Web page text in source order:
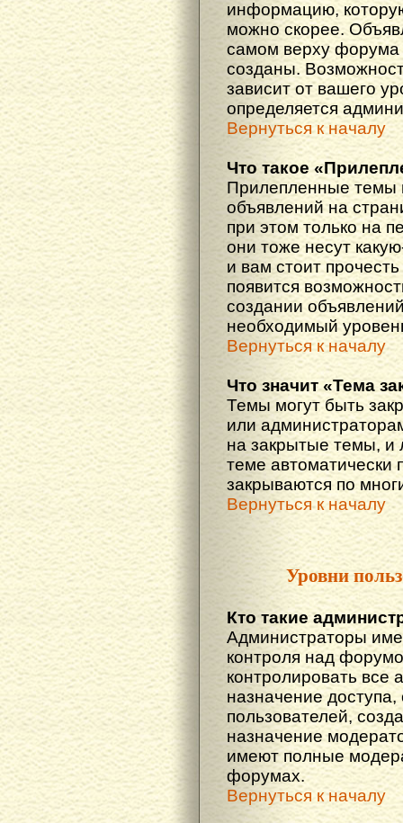
информацию,
можно скорее.
самом верху форума
созданы.
зависит от вашего
определяется
Вернуться к началу
Что такое
Прилепленные темы
объявлений на
при этом только на
они тоже несут
и вам стоит
появится
создании
необходимый
Вернуться к началу
Что значит «Тема
Темы могут быть
или
на закрытые темы, и
теме автоматически
закрываются по
Вернуться к началу
Уровни
Кто такие
Администраторы
контроля над
контролировать все
назначение
пользователей,
назначение
имеют полные
форумах.
Вернуться к началу